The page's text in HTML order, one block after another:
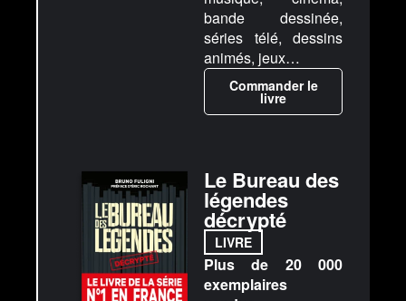
bande dessinée,
séries télé, dessins
animés, jeux…
Commander le
livre
Le Bureau des
légendes
décrypté
LIVRE
Plus de 20 000
exemplaires